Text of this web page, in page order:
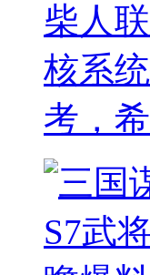
柴人
核系
考，